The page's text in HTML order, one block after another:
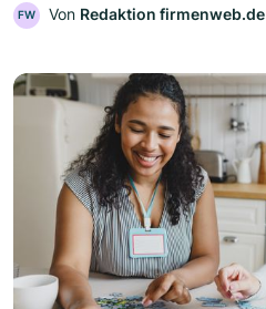
FW Von Redaktion firmenweb.de